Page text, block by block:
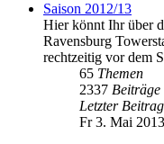
Saison 2012/13
Hier könnt Ihr über
Ravensburg
rechtzeitig vor dem
65 Themen
2337 Beiträge
Letzter Beitrag
Fr 3. Mai